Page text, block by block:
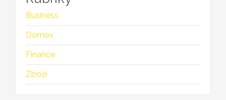
Business
Domov
Finance
Zboží